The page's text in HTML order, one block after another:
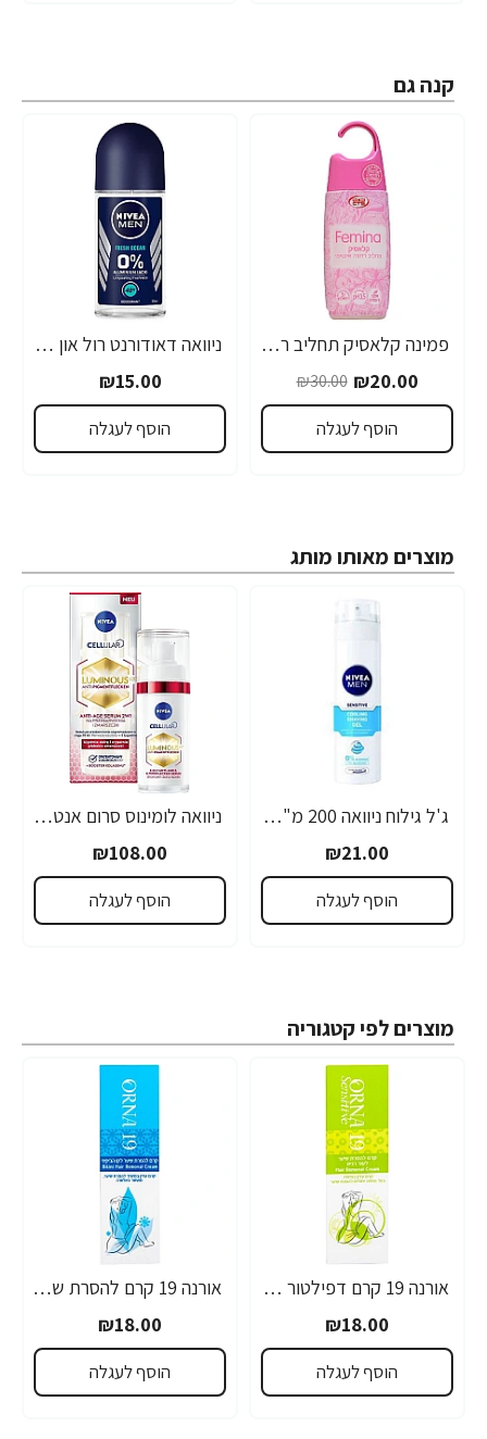
קנה גם
-33%
פמינה קלאסיק תחליב רחצה אינטימי 220 מ"ל
₪20.00
₪30.00
הוסף לעגלה
ניוואה דאודורנט רול און פרש אושן לגבר 50 מ''ל - מבית NIVEA
₪15.00
הוסף לעגלה
מוצרים מאותו מותג
ג'ל גילוח ניוואה 200 מ"ל- מבית NIVEA
₪21.00
הוסף לעגלה
ניוואה לומינוס סרום אנטי אייג'ינג לטיפול בכתמים כהים 30 מ"ל - מבית NIVEA
₪108.00
הוסף לעגלה
מוצרים לפי קטגוריה
אורנה 19 קרם דפילטור לעור רגיש 80 גרם
₪18.00
הוסף לעגלה
אורנה 19 קרם להסרת שיער לקו הביקיני 90 מ"ל
₪18.00
הוסף לעגלה